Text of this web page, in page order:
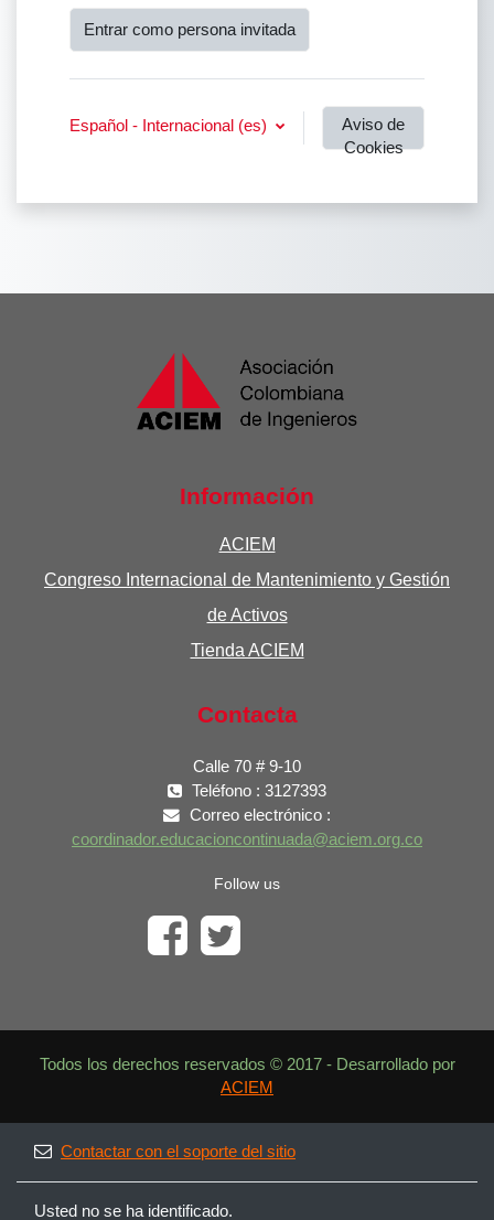
Entrar como persona invitada
Español - Internacional ‎(es)‎
Aviso de
Cookies
Información
ACIEM
Congreso Internacional de Mantenimiento y Gestión
de Activos
Tienda ACIEM
Contacta
Calle 70 # 9-10
Teléfono : 3127393
Correo electrónico :
coordinador.educacioncontinuada@aciem.org.co
Follow us
Todos los derechos reservados © 2017 - Desarrollado por
ACIEM
Contactar con el soporte del sitio
Usted no se ha identificado.